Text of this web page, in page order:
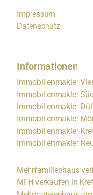
Impressum
Datenschutz
Informationen
Immobilienmakler
Immobilienmakler
Immobilienmakler
Immobilienmakler
Immobilienmakler
Immobilienmakler
Mehrfamilienhaus
MFH verkaufen in